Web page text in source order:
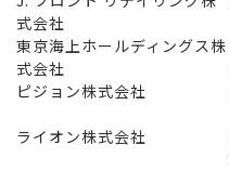
式会社
東京海上ホールディングス株
式会社
ピジョン株式会社
ライオン株式会社